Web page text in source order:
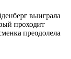
выиграла
проходит
преодолела